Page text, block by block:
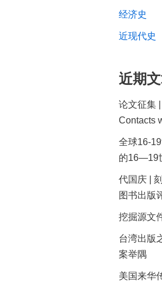
经济史
近现代史
近期
论文征集
Contacts
全球16-
的16—19
代国庆 |
图书出版
挖掘源文
台湾出版
案举隅
美国来华